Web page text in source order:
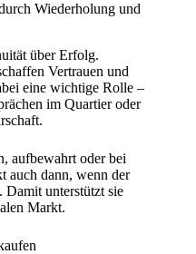
Wiederholung und
über Erfolg.
Vertrauen und
eine wichtige Rolle –
im Quartier oder
aufbewahrt oder bei
auch dann, wenn der
Damit unterstützt sie
Markt.